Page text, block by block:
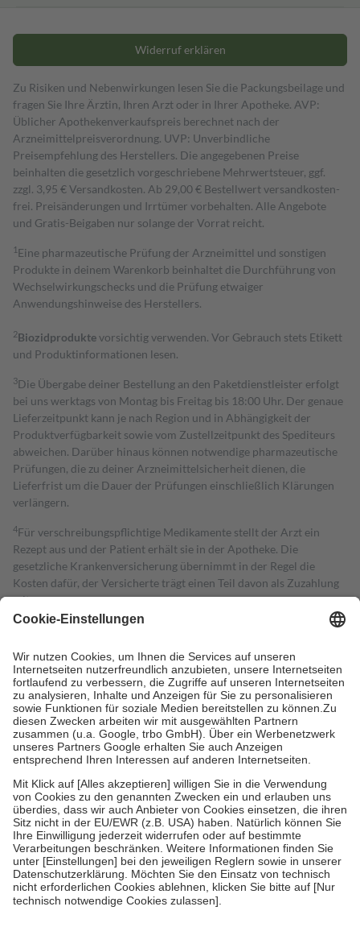
Widerruf erklären
Zu Risiken und Nebenwirkungen lesen Sie die Packungsbeilage und
fragen Sie Ihre Ärztin, Ihren Arzt oder in Ihrer Apotheke. AVP:
Üblicher Apothekenverkaufspreis berechnet nach der
Arzneimittelpreisverordnung. UVP: Unverbindliche
Preisempfehlung des Herstellers. Die angegebenen Preise
beinhalten die gesetzlich vorgeschriebene Mehrwertsteuer, ggf.
zzgl. 3,95 € Versandkosten. Ab 29,00 € Bestell­wert versand­kosten­
frei. Preisänderungen und Irrtümer vorbehalten. Alle Angebote
und Gratis-Beigaben nur solange der Vorrat reicht.
1 Eine pharmazeutische Prüfung der Arzneimittel und sonstigen
Produkte in deinem Warenkorb beinhaltet die Durchführung von
Wechselwirkungschecks und die Prüfung etwaiger
Anwendungshinweise des Herstellers.
2Biozidproduktevorsichtig verwenden. Vor Gebrauch stets Etikett
und Produktinformationen lesen.
3Die Übergabe deiner Bestellung an den Paketdienstleister erfolgt
bei uns werktags von Montag bis Freitag bis 18:00 Uhr. Der genaue
Lieferzeitpunkt kann je nach Region und in Abhängigkeit der
Produktverfügbarkeit sowie vom Zustellzeitpunkt des Spediteurs
abweichen. Darüber hinaus können notwendige pharmazeutische
Prüfungen, die zu deiner Arzneimittelsicherheit dienen, die
Lieferfrist um die Dauer der Prüfungen einschließlich Klärungen
verlängern.
4Für verschreibungspflichtige Medikamente stellt der Arzt ein
Rezept aus und der Patient erhält sie in der Apotheke. Die
gesetzliche Krankenversicherung übernimmt in der Regel die
Kosten dafür, der Versicherte trägt einen Teil davon als Zuzahlung
mit.
Grundsätzlich leisten Mitglieder Zuzahlungen in Höhe von zehn
höchstens zehn Euro.
Es sind jedoch nie mehr als die tatsächlichen
Kosten der Leistung zu entrichten.
Diese Regeln gelten grundsätzlich auch für Online-Apotheken.
Bei Heilmitteln und häuslicher Krankenpflege beträgt die
Zuzahlung zehn Prozent der Kosten sowie zehn Euro je
Verordnung.
Um das Engagement der Versicherten für ihre eigene Gesundheit zu
stärken und die besondere Stellung der Familie zu unterstützen,
fallenkeine Zuzahlungenan bei:
• Kindern und Jugendlichen bis zum vollendeten 18. Lebensjahr
mit Ausnahme der Fahrkosten
• Untersuchungen zur Vorsorge und Früherkennung, die von der
GKV getragen werden
• empfohlenen Schutzimpfungen
• Harn- und Blutteststreifen